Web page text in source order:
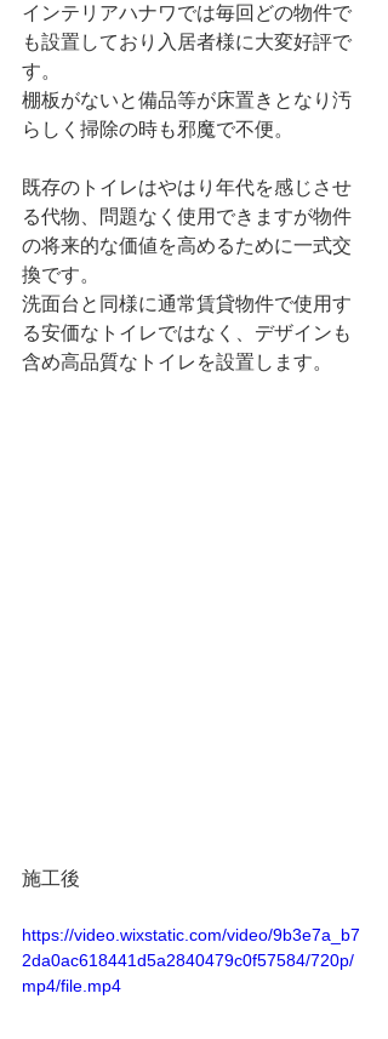
インテリアハナワでは毎回どの物件で
も設置しており入居者様に大変好評で
す。
棚板がないと備品等が床置きとなり汚
らしく掃除の時も邪魔で不便。
既存のトイレはやはり年代を感じさせ
る代物、問題なく使用できますが物件
の将来的な価値を高めるために一式交
換です。
洗面台と同様に通常賃貸物件で使用す
る安価なトイレではなく、デザインも
含め高品質なトイレを設置します。
施工後
https://video.wixstatic.com/video/9b3e7a_b7
2da0ac618441d5a2840479c0f57584/720p/
mp4/file.mp4